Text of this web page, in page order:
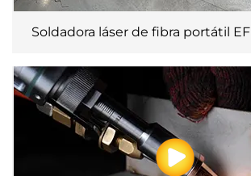
Soldadora láser de fibra portátil